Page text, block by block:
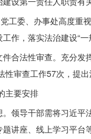
工委、办事处高度
作，落实法治建设“
合法性审查。充分
审查工作57次，提
主要安排
领导干部需将习近
讲座、线上学习平